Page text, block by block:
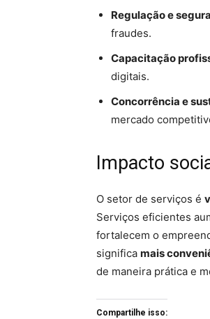
Regulação e
fraudes.
Capacitação
digitais.
Concorrência e
mercado
Impacto
O setor de serviços é
Serviços eficientes
fortalecem o
significa mais
de maneira prática e
Compartilhe isso: